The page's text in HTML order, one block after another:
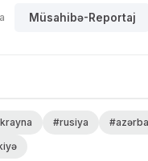
Müsahibə-Reportaj
#rusiya